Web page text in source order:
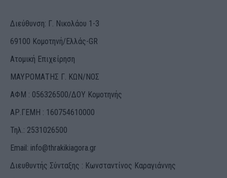
Διεύθυνση: Γ. Νικολάου 1-3
69100 Κομοτηνή/Ελλάς-GR
Ατομική Επιχείρηση
ΜΑΥΡΟΜΑΤΗΣ Γ. ΚΩΝ/ΝΟΣ
ΑΦΜ : 056326500/ΔOΥ Κομοτηνής
ΑΡ.ΓΕΜΗ : 160754610000
Τηλ.: 2531026500
Email: info@thrakikiagora.gr
Διευθυντής Σύνταξης : Κωνσταντίνος Καραγιάννης